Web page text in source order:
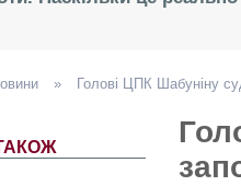
» Голові ЦПК Шабуніну